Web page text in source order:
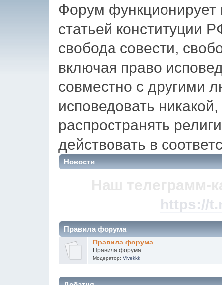
Форум функционирует
статьей конституции
свобода совести,
включая право
совместно с другими
исповедовать
распространять
действовать в
Новости
Наш телеграмм-
https://
Правила форума
Правила форума
Правила форума.
Модератор: Vivekkk